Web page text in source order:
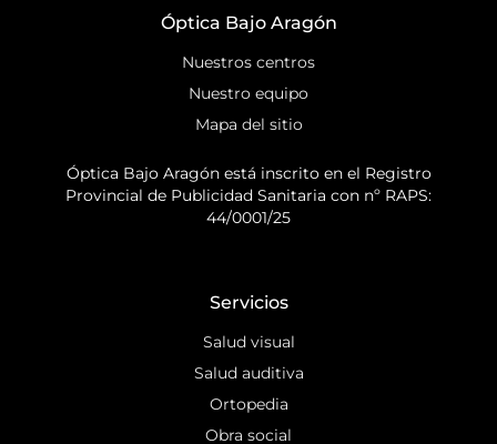
Óptica Bajo Aragón
Nuestros centros
Nuestro equipo
Mapa del sitio
Óptica Bajo Aragón está inscrito en el Registro
Provincial de Publicidad Sanitaria con nº RAPS:
44/0001/25
Servicios
Salud visual
Salud auditiva
Ortopedia
Obra social